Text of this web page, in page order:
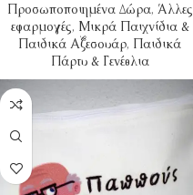
Προσωποποιημένα Δώρα, Άλλες
εφαρμογές, Μικρά Παιχνίδια &
Παιδικά Αξεσουάρ, Παιδικά
Πάρτυ & Γενέθλια